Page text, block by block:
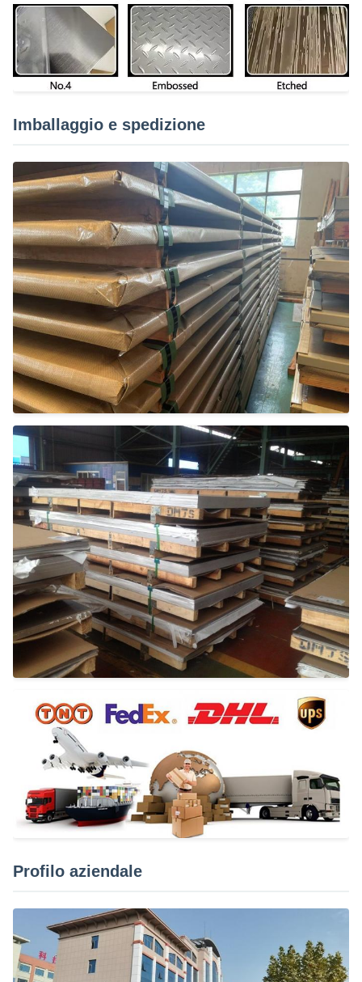
Imballaggio e spedizione
Profilo aziendale